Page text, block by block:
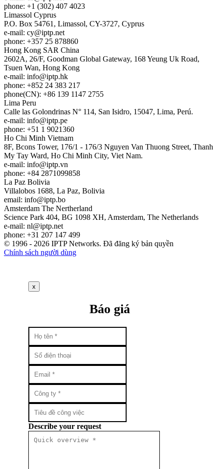
phone: +1 (302) 407 4023
Limassol Cyprus
P.O. Box 54761, Limassol, CY-3727, Cyprus
e-mail: cy
iptp.net
phone: +357 25 878860
Hong Kong SAR China
2602A, 26/F, Goodman Global Gateway, 168 Yeung Uk Road,
Tsuen Wan, Hong Kong
e-mail: info
iptp.hk
phone: +852 24 383 217
phone(CN): +86 139 1147 2755
Lima Peru
Calle las Golondrinas N° 114, San Isidro, 15047, Lima, Perú.
e-mail: info
iptp.pe
phone: +51 1 9021360
Ho Chi Minh Vietnam
8F, Bcons Tower, 176/1 - 176/3 Nguyen Van Thuong Street, Thanh
My Tay Ward, Ho Chi Minh City, Viet Nam.
e-mail: info
iptp.vn
phone: +84 2871099858
La Paz Bolivia
Villalobos 1688, La Paz, Bolivia
email: info
iptp.bo
Amsterdam The Nertherland
Science Park 404, BG 1098 XH, Amsterdam, The Netherlands
e-mail: nl
iptp.net
phone: +31 207 147 499
© 1996 - 2026 IPTP Networks. Đã đăng ký bản quyền
Chính sách người dùng
x
Báo giá
Describe your request